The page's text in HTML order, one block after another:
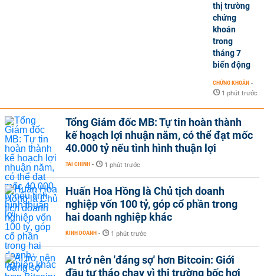
thị trường
chứng
khoán
trong
tháng 7
biến động
CHỨNG KHOÁN -
1 phút trước
Tổng Giám đốc MB: Tự tin hoàn thành
kế hoạch lợi nhuận năm, có thể đạt mốc
40.000 tỷ nếu tình hình thuận lợi
TÀI CHÍNH - 1 phút trước
Huấn Hoa Hồng là Chủ tịch doanh
nghiệp vốn 100 tỷ, góp cổ phần trong
hai doanh nghiệp khác
KINH DOANH - 1 phút trước
AI trở nên 'đáng sợ' hơn Bitcoin: Giới
đầu tư tháo chạy vì thị trường bốc hơi